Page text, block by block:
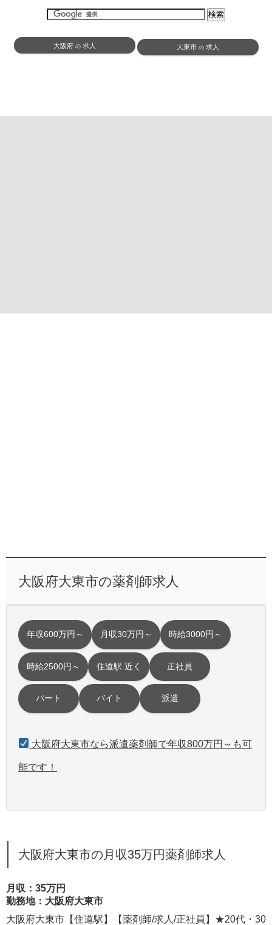
大阪府の 求人 大東市の 求人
大阪府大東市の薬剤師求人
年収600万円～ 月収30万円～ 時給3000円～
時給2500円～ 住道駅 近く 正社員
パート バイト 派遣
大阪府大東市なら派遣薬剤師で年収800万円～も可
能です！
大阪府大東市の月収35万円薬剤師求人
月収：35万円
勤務地：大阪府大東市
大阪府大東市【住道駅】【薬剤師/求人/正社員】★20代・30